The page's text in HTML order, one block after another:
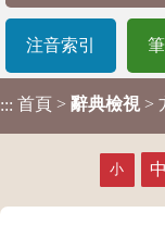
注音索引
::: 首頁 > 辭典檢視 >
小 中